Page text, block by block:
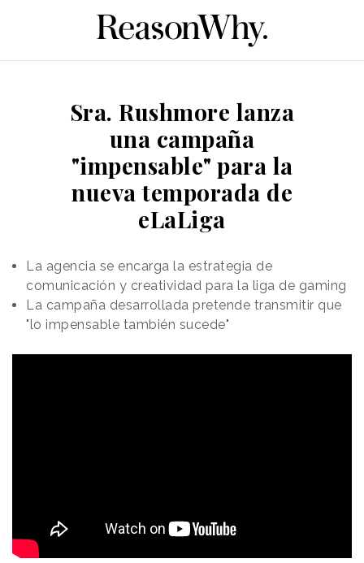
Sra. Rushmore lanza
una campaña
"impensable" para la
nueva temporada de
eLaLiga
La agencia se encarga la estrategia de
comunicación y creatividad para la liga de gaming
La campaña desarrollada pretende transmitir que
"lo impensable también sucede"